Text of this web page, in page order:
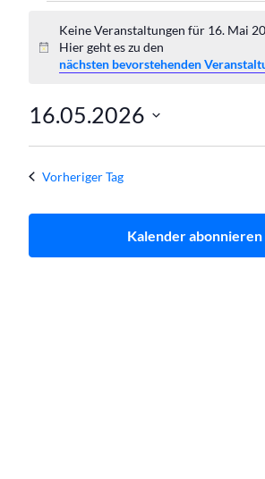
für
16.
Mai
2026
Hinweis
Keine Veranstaltungen für 16. Mai
Hier geht es zu den
nächsten bevorstehenden
16.05.2026
Vorheriger Tag
Kalender abonnieren